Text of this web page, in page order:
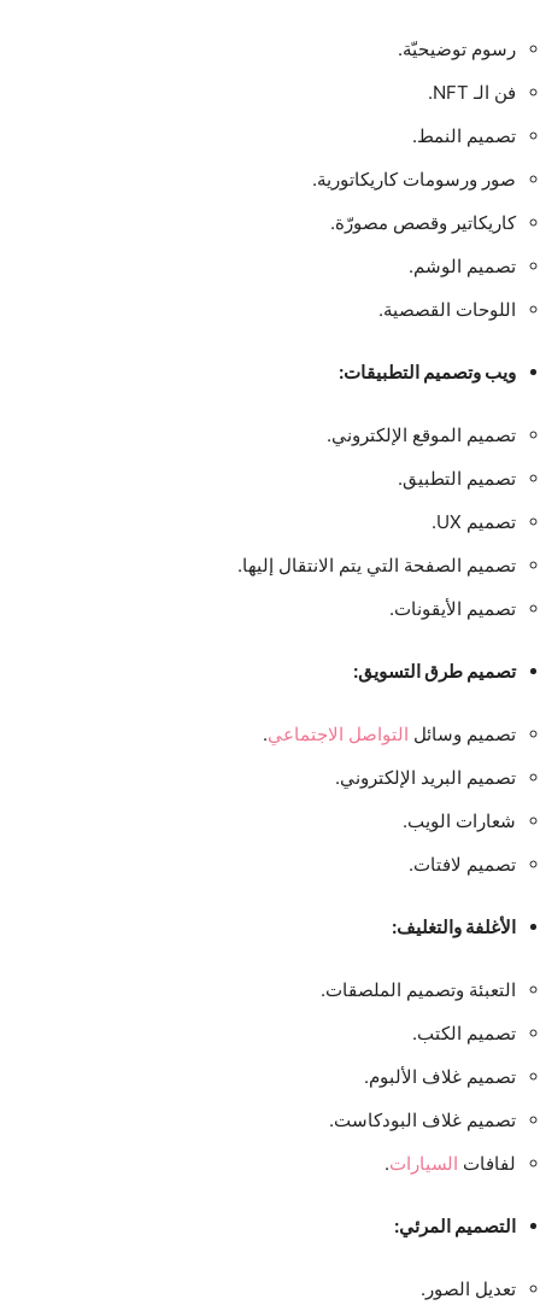
رسوم توضيحيّة.
فن الـ NFT.
تصميم النمط.
صور ورسومات كاريكاتورية.
كاريكاتير وقصص مصورّة.
تصميم الوشم.
اللوحات القصصية.
ويب وتصميم التطبيقات:
تصميم الموقع الإلكتروني.
تصميم التطبيق.
تصميم UX.
تصميم الصفحة التي يتم الانتقال إليها.
تصميم الأيقونات.
تصميم طرق التسويق:
تصميم وسائل التواصل الاجتماعي.
تصميم البريد الإلكتروني.
شعارات الويب.
تصميم لافتات.
الأغلفة والتغليف:
التعبئة وتصميم الملصقات.
تصميم الكتب.
تصميم غلاف الألبوم.
تصميم غلاف البودكاست.
لفافات السيارات.
التصميم المرئي:
تعديل الصور.